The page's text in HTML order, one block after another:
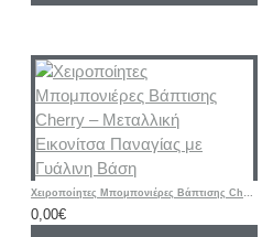
Χειροποίητες Μπομπονιέρες Βάπτισης Cherry – Μεταλλική Εικονίτσα Παναγίας με Γυάλινη Βάση
0,00€